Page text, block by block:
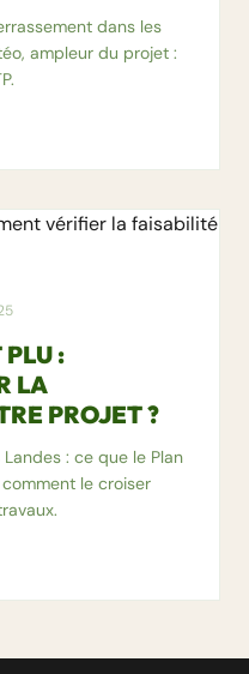
dans les
ampleur du projet :
:
LA
PROJET ?
: ce que le Plan
le croiser